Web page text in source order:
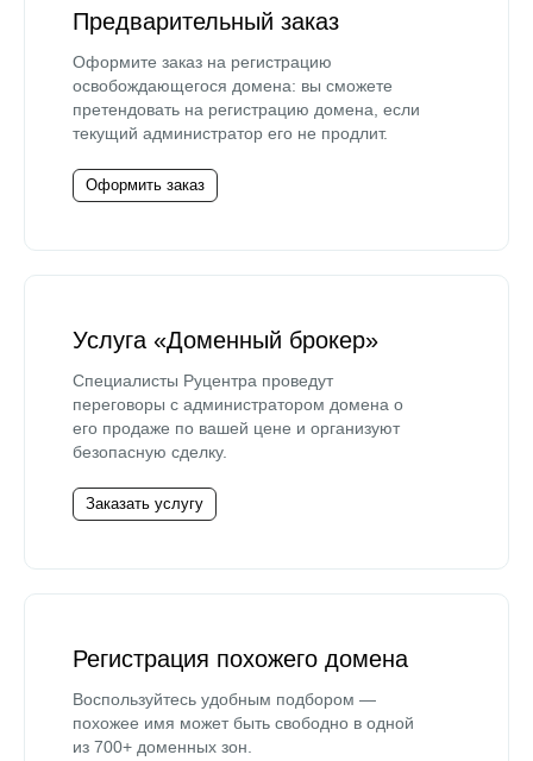
Предварительный заказ
Оформите заказ на регистрацию
освобождающегося домена: вы сможете
претендовать на регистрацию домена, если
текущий администратор его не продлит.
Оформить заказ
Услуга «Доменный брокер»
Специалисты Руцентра проведут
переговоры с администратором домена о
его продаже по вашей цене и организуют
безопасную сделку.
Заказать услугу
Регистрация похожего домена
Воспользуйтесь удобным подбором —
похожее имя может быть свободно в одной
из 700+ доменных зон.